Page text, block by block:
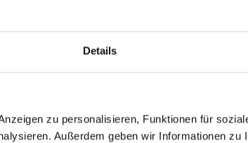
Details
zu personalisieren, Funktionen für
Außerdem geben wir Informationen zu
ihre
Social